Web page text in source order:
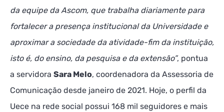
da equipe da Ascom, que trabalha diariamente para
fortalecer a presença institucional da Universidade e
aproximar a sociedade da atividade-fim da instituição,
isto é, do ensino, da pesquisa e da extensão”, pontua
a servidora Sara Melo, coordenadora da Assessoria de
Comunicação desde janeiro de 2021. Hoje, o perfil da
Uece na rede social possui 168 mil seguidores e mais